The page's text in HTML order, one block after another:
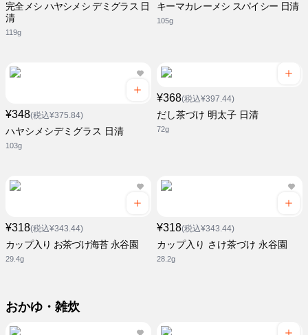
完全メシ ハヤシメシ デミグラス 日
清
119g
キーマカレーメシ スパイシー 日清
105g
¥348(税込¥375.84)
ハヤシメシデミグラス 日清
103g
¥368(税込¥397.44)
だし茶づけ 明太子 日清
72g
¥318(税込¥343.44)
カップ入り お茶づけ海苔 永谷園
29.4g
¥318(税込¥343.44)
カップ入り さけ茶づけ 永谷園
28.2g
おかゆ・雑炊